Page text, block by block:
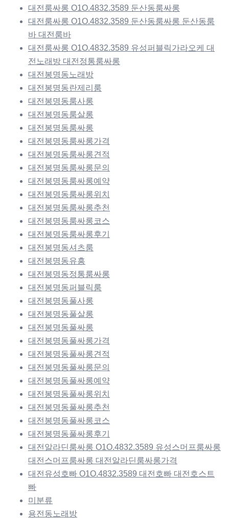
대전룸싸롱 O1O.4832.3589 둔산동룸싸롱
대전룸싸롱 O1O.4832.3589 둔산동룸싸롱 둔산동룸
바 대전룸바
대전룸싸롱 O1O.4832.3589 유성퍼블릭가라오케 대
전노래방 대전정통룸싸롱
대전봉명동노래방
대전봉명동란제리룸
대전봉명동룸사롱
대전봉명동룸살롱
대전봉명동룸싸롱
대전봉명동룸싸롱가격
대전봉명동룸싸롱견적
대전봉명동룸싸롱문의
대전봉명동룸싸롱예약
대전봉명동룸싸롱위치
대전봉명동룸싸롱추천
대전봉명동룸싸롱코스
대전봉명동룸싸롱후기
대전봉명동셔츠룸
대전봉명동유흥
대전봉명동정통룸싸롱
대전봉명동퍼블릭룸
대전봉명동풀사롱
대전봉명동풀살롱
대전봉명동풀싸롱
대전봉명동풀싸롱가격
대전봉명동풀싸롱견적
대전봉명동풀싸롱문의
대전봉명동풀싸롱예약
대전봉명동풀싸롱위치
대전봉명동풀싸롱추천
대전봉명동풀싸롱코스
대전봉명동풀싸롱후기
대전알라딘룸싸롱 O1O.4832.3589 유성스머프룸싸롱
대전스머프룸싸롱 대전알라딘룸싸롱가격
대전유성호빠 O1O.4832.3589 대전호빠 대전호스트
빠
미분류
용전동노래방